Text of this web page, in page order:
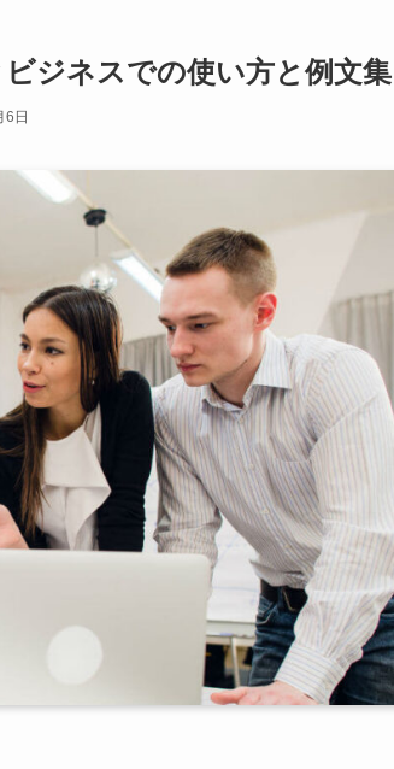
ジネスでの使い方と例文集
6日